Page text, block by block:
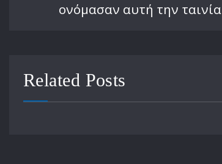
ονόμασαν αυτή την ταινία
Related Posts